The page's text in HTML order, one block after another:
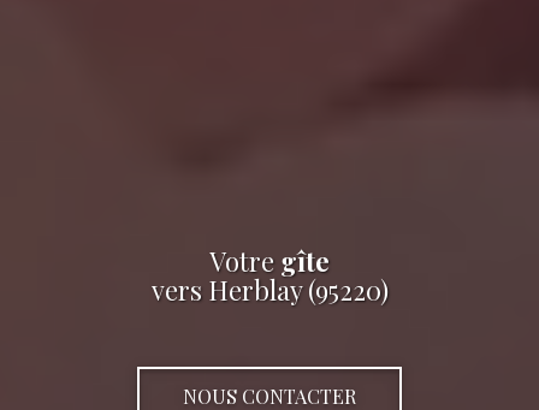
Votre gîte
vers Herblay (95220)
NOUS CONTACTER